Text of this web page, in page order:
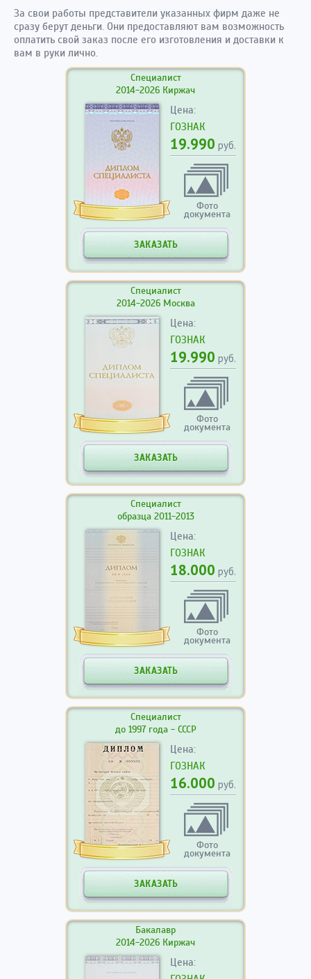
За свои работы представители указанных фирм даже не
сразу берут деньги. Они предоставляют вам возможность
оплатить свой заказ после его изготовления и доставки к
вам в руки лично.
Специалист
2014-2026 Киржач
Цена:
ГОЗНАК
19.990 руб.
Фото
документа
ЗАКАЗАТЬ
Специалист
2014-2026 Москва
Цена:
ГОЗНАК
19.990 руб.
Фото
документа
ЗАКАЗАТЬ
Специалист
образца 2011-2013
Цена:
ГОЗНАК
18.000 руб.
Фото
документа
ЗАКАЗАТЬ
Специалист
до 1997 года - СССР
Цена:
ГОЗНАК
16.000 руб.
Фото
документа
ЗАКАЗАТЬ
Бакалавр
2014-2026 Киржач
Цена: